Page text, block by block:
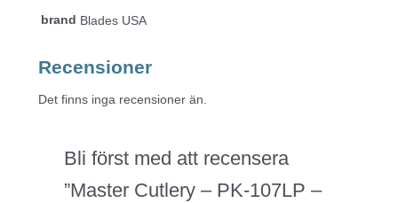
brand Blades USA
Recensioner
Det finns inga recensioner än.
Bli först med att recensera
”Master Cutlery – PK-107LP –